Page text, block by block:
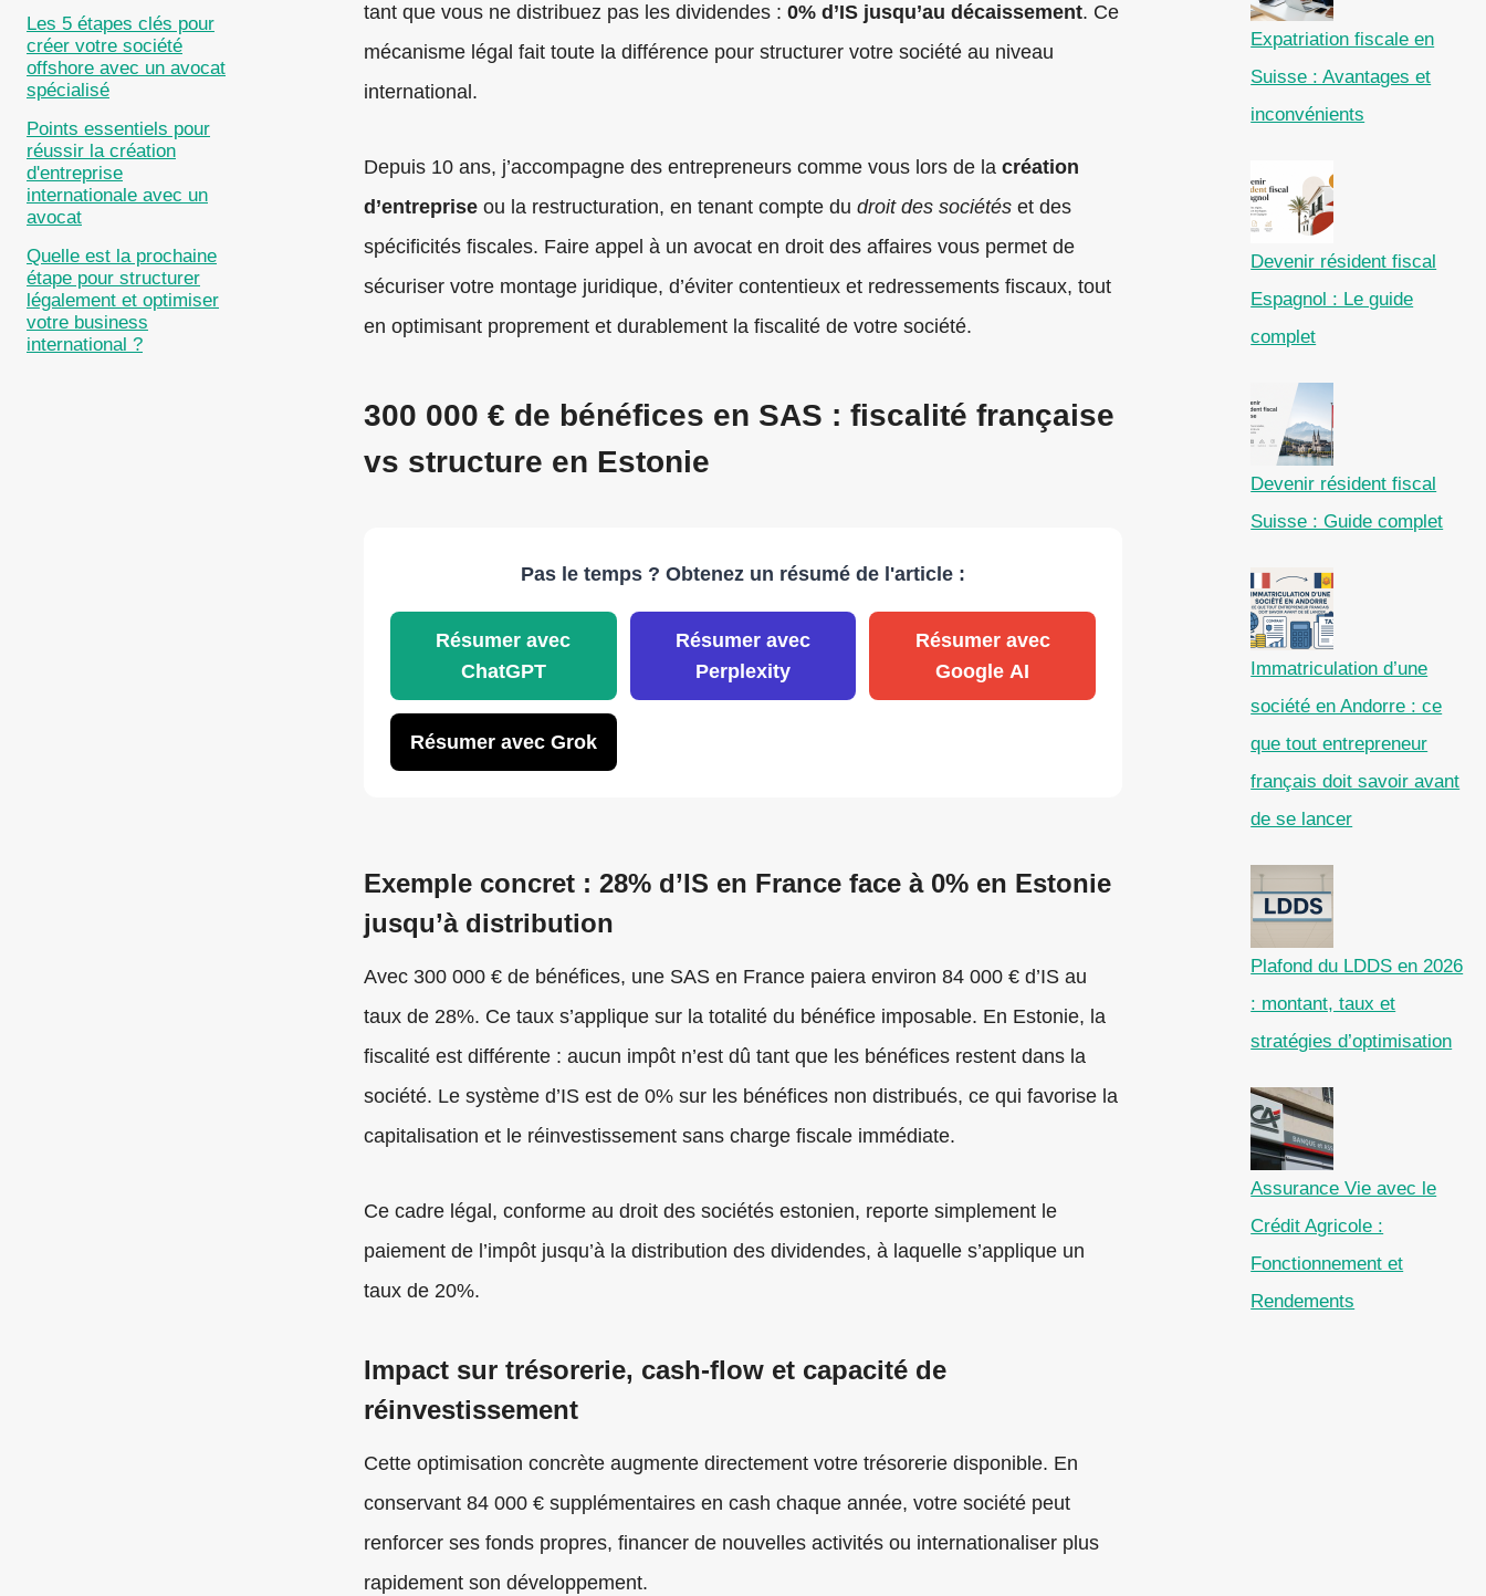
Les 5 étapes clés pour
créer votre société
offshore avec un avocat
spécialisé
Points essentiels pour
réussir la création
d'entreprise
internationale avec un
avocat
Quelle est la prochaine
étape pour structurer
légalement et optimiser
votre business
international ?
tant que vous ne distribuez pas les dividendes : 0% d’IS jusqu’au décaissement. Ce
mécanisme légal fait toute la différence pour structurer votre société au niveau
international.
Depuis 10 ans, j’accompagne des entrepreneurs comme vous lors de la création
d’entrepriseou la restructuration, en tenant compte du droit des sociétéset des
spécificités fiscales. Faire appel à un avocat en droit des affaires vous permet de
sécuriser votre montage juridique, d’éviter contentieux et redressements fiscaux, tout
en optimisant proprement et durablement la fiscalité de votre société.
300 000 € de bénéfices en SAS : fiscalité française
vs structure en Estonie
Pas le temps ? Obtenez un résumé de l'article :
Résumer avec
ChatGPT
Résumer avec
Perplexity
Résumer avec
Google AI
Résumer avec Grok
Exemple concret : 28% d’IS en France face à 0% en Estonie
jusqu’à distribution
Avec 300 000 € de bénéfices, une SAS en France paiera environ 84 000 € d’IS au
taux de 28%. Ce taux s’applique sur la totalité du bénéfice imposable. En Estonie, la
fiscalité est différente : aucun impôt n’est dû tant que les bénéfices restent dans la
société. Le système d’IS est de 0% sur les bénéfices non distribués, ce qui favorise la
capitalisation et le réinvestissement sans charge fiscale immédiate.
Ce cadre légal, conforme au droit des sociétés estonien, reporte simplement le
paiement de l’impôt jusqu’à la distribution des dividendes, à laquelle s’applique un
taux de 20%.
Impact sur trésorerie, cash-flow et capacité de
réinvestissement
Cette optimisation concrète augmente directement votre trésorerie disponible. En
conservant 84 000 € supplémentaires en cash chaque année, votre société peut
renforcer ses fonds propres, financer de nouvelles activités ou internationaliser plus
rapidement son développement.
Expatriation fiscale en
Suisse : Avantages et
inconvénients
Devenir résident fiscal
Espagnol : Le guide
complet
Devenir résident fiscal
Suisse : Guide complet
Immatriculation d’une
société en Andorre : ce
que tout entrepreneur
français doit savoir avant
de se lancer
Plafond du LDDS en 2026
: montant, taux et
stratégies d’optimisation
Assurance Vie avec le
Crédit Agricole :
Fonctionnement et
Rendements